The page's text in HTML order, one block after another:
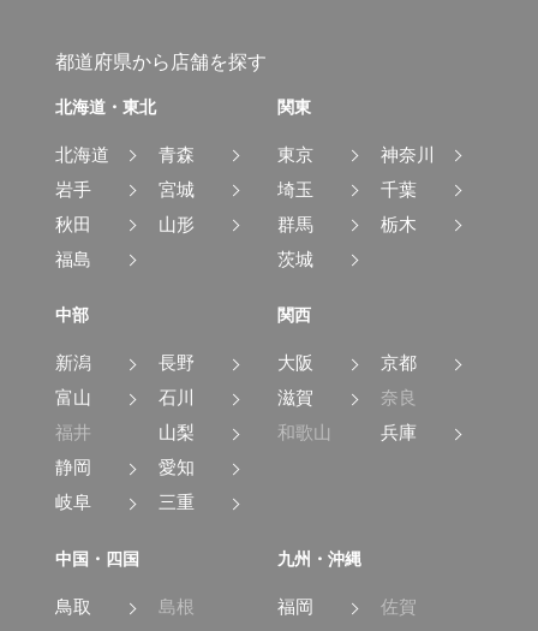
都道府県から店舗を探す
北海道・東北
北海道
青森
岩手
宮城
秋田
山形
福島
関東
東京
神奈川
埼玉
千葉
群馬
栃木
茨城
中部
新潟
長野
富山
石川
福井
山梨
静岡
愛知
岐阜
三重
関西
大阪
京都
滋賀
奈良
和歌山
兵庫
中国・四国
鳥取
島根
九州・沖縄
福岡
佐賀